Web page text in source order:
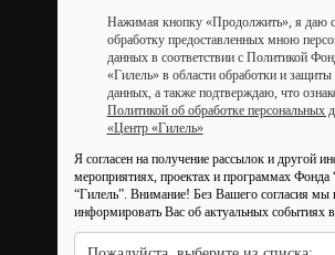
Нажимая кнопку «Продолжить», я даю
обработку предоставленных мною
данных в соответствии с Политикой
«Гилель» в области обработки и защиты
данных, а также подтверждаю, что
Политикой об обработке персональных
«Центр «Гилель»
Я согласен на получение рассылок и другой
мероприятиях, проектах и программах Фонда
“Гилель”. Внимание! Без Вашего согласия мы
информировать Вас об актуальных событиях